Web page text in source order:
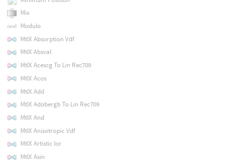
Mix
Modulo
MtlX Absorption Vdf
MtlX Absval
MtlX Acescg To Lin Rec709
MtlX Acos
MtlX Add
MtlX Adobergb To Lin Rec709
MtlX And
MtlX Anisotropic Vdf
MtlX Artistic Ior
MtlX Asin